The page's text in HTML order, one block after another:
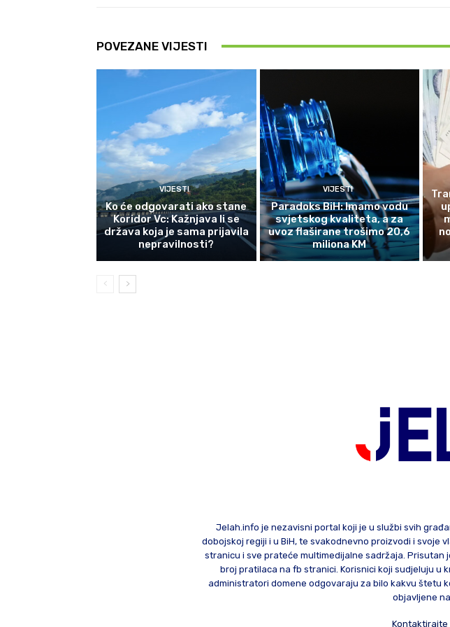
POVEZANE VIJESTI
VIJESTI
Ko će odgovarati ako stane
Koridor Vc: Kažnjava li se
država koja je sama prijavila
nepravilnosti?
VIJESTI
Paradoks BiH: Imamo vodu
svjetskog kvaliteta, a za
uvoz flaširane trošimo 20,6
miliona KM
Jelah.info je nezavisni portal koji je u službi svih
dobojskoj regiji i u BiH, te svakodnevno proizvodi i svoje
stranicu i sve prateće multimedijalne sadržaja. Prisutan
broj pratilaca na fb stranici. Korisnici koji sudjeluju u
administratori domene odgovaraju za bilo kakvu štetu
objavljene
Kontaktirajte